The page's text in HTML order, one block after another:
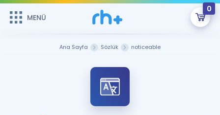
MENÜ
0
Sepetin Şu An Boş.
Remzi Hoca ile seni sınava hazırlayacak onlarca eğitim seni
bekliyor!
MENÜ
Ana Sayfa Sözlük noticeable